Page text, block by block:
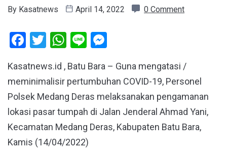
By Kasatnews April 14, 2022 0 Comment
Facebook
Twitter
WhatsApp
Line
Kasatnews.id , Batu Bara – Guna mengatasi /
meminimalisir pertumbuhan COVID-19, Personel
Polsek Medang Deras melaksanakan pengamanan
lokasi pasar tumpah di Jalan Jenderal Ahmad Yani,
Kecamatan Medang Deras, Kabupaten Batu Bara,
Kamis (14/04/2022)